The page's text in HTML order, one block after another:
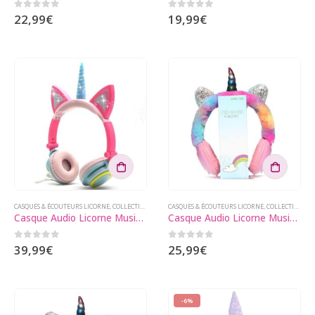
0sur 5
22,99€
sur
la
page
du
produit
0 sur 5
19,99€
CASQUES & ÉCOUTEURS LICORNE,COLLECTIONS LICORNE ,GADGETS LICORNE
Casque Audio Licorne Musique Fille
0 sur 5
39,99€
CASQUES & ÉCOUTEURS LICORNE,COLLECTIONS LICORNE
Casque Audio Licorne Musiki Rose
0sur 5
25,99€
-6%